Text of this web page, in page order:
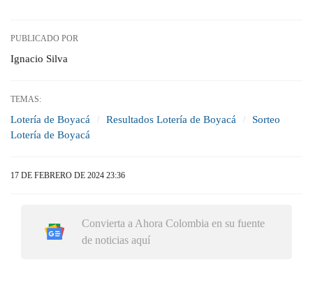
PUBLICADO POR
Ignacio Silva
TEMAS:
Lotería de Boyacá Resultados Lotería de Boyacá
Sorteo
Lotería de Boyacá
17 DE FEBRERO DE 2024 23:36
Convierta a Ahora Colombia en su fuente
de noticias aquí